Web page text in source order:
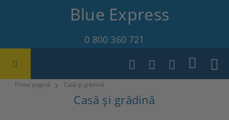
Blue Express
0 800 360 721
Prima pagină Casă și grădină
Casă și grădină